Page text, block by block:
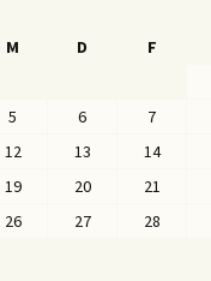
M D F
5 6 7
12 13 14
19 20 21
26 27 28